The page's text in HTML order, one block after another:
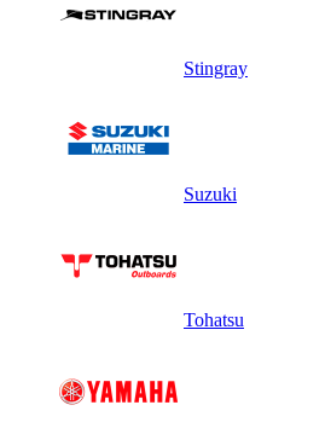
Stingray
Suzuki
Tohatsu